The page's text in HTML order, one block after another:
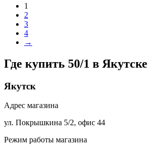
1
2
3
4
→
Где купить 50/1 в Якутске
Якутск
Адрес магазина
ул. Покрышкина 5/2, офис 44
Режим работы магазина